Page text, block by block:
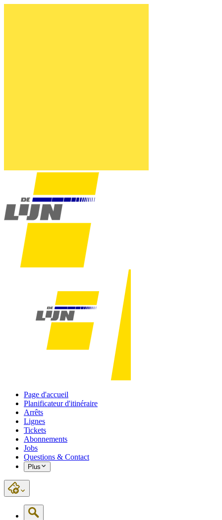
Page d'accueil
Planificateur d'itinéraire
Arrêts
Lignes
Tickets
Abonnements
Jobs
Questions & Contact
Plus